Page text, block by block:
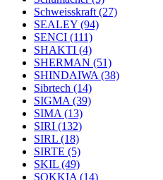
Schweisskraft (27)
SEALEY (94)
SENCI (111)
SHAKTI (4)
SHERMAN (51)
SHINDAIWA (38)
Sibrtech (14)
SIGMA (39)
SIMA (13)
SIRI (132)
SIRL (18)
SIRTE (5)
SKIL (49)
SOKKIA (14)